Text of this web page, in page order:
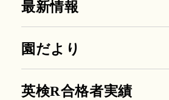
最新情報
園だより
英検R合格者実績